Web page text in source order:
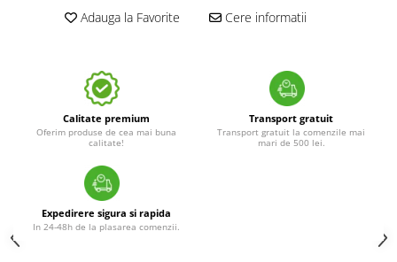
Adauga la Favorite Cere informatii
Calitate premium
Oferim produse de cea mai buna
calitate!
Transport gratuit
Transport gratuit la comenzile mai
mari de 500 lei.
Expedirere sigura si rapida
In 24-48h de la plasarea comenzii.